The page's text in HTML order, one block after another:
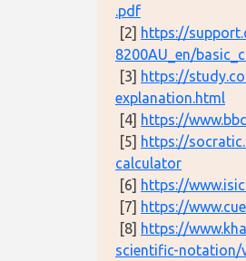
.pdf
[2] https://
8200AU_en/
[3] https://
explanation.html
[4] https://
[5] https://
calculator
[6] https://
[7] https://
[8] https://
scientific-